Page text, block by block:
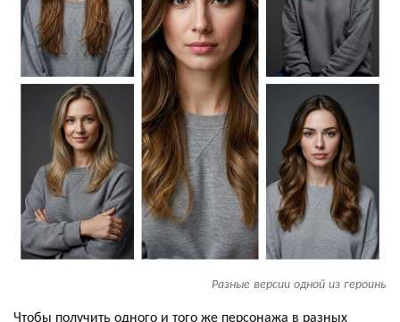
Разные версии одной из героинь
Чтобы получить одного и того же персонажа в разных